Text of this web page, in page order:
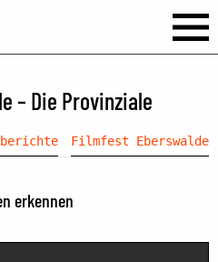
– Die Provinziale
Filmfest Eberswalde
erkennen